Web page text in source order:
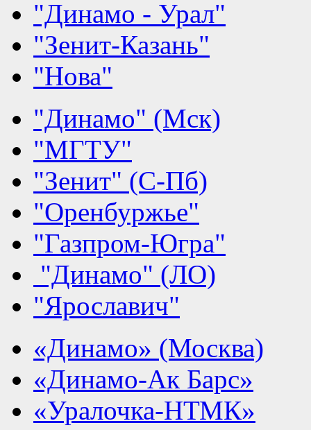
"Динамо - Урал"
"Зенит-Казань"
"Нова"
"Динамо" (Мск)
"МГТУ"
"Зенит" (С-Пб)
"Оренбуржье"
"Газпром-Югра"
"Динамо" (ЛО)
"Ярославич"
«Динамо» (Москва)
«Динамо-Ак Барс»
«Уралочка-НТМК»